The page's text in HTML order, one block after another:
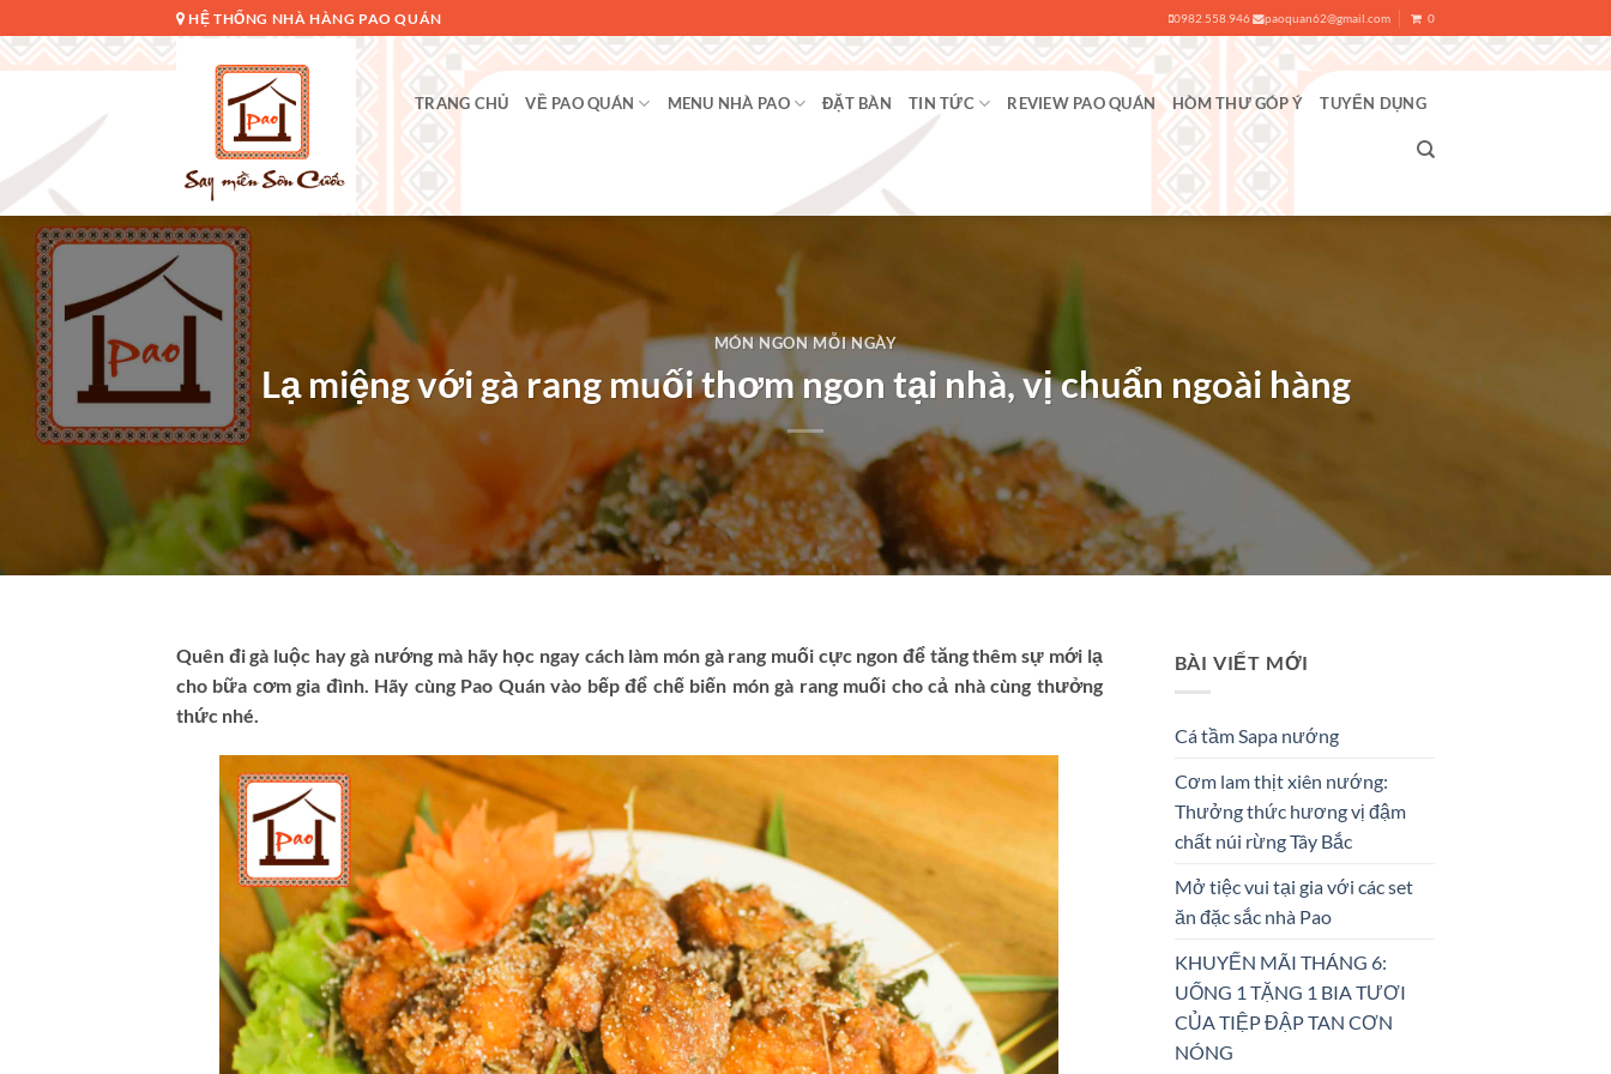
qua
nội
HỆ THỐNG NHÀ HÀNG PAO QUÁN 0982.558.946 paoquan62@gmail.com 0
TRANG CHỦ VỀ PAO QUÁN MENU NHÀ PAO ĐẶT BÀN TIN TỨC REVIEW PAO QUÁN HÒM THƯ GÓP Ý TUYỂN DỤNG
MÓN NGON MỖI NGÀY
Lạ miệng với gà rang muối thơm ngon tại nhà, vị chuẩn ngoài hàng
Quên đi gà luộc hay gà nướng mà hãy học ngay cách làm món gà rang muối cực ngon để tăng thêm sự mới lạ
cho bữa cơm gia đình. Hãy cùng Pao Quán vào bếp để chế biến món gà rang muối cho cả nhà cùng thưởng
thức nhé.
BÀI VIẾT MỚI
Cá tầm Sapa nướng
Cơm lam thịt xiên nướng:
Thưởng thức hương vị đậm
chất núi rừng Tây Bắc
Mở tiệc vui tại gia với các set
ăn đặc sắc nhà Pao
KHUYẾN MÃI THÁNG 6:
UỐNG 1 TẶNG 1 BIA TƯƠI
CỦA TIỆP ĐẬP TAN CƠN
NÓNG